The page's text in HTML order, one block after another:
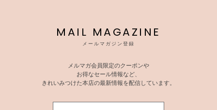
MAIL MAGAZINE
メールマガジン登録
メルマガ会員限定のクーポンや
お得なセール情報など、
きれいみつけた本店の最新情報を配信しています。